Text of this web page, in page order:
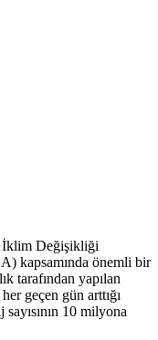
Değişikliği
kapsamında önemli bir
tarafından yapılan
geçen gün arttığı
10 milyona